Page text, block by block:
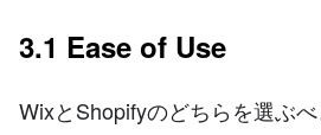
3.1 Ease of Use
WixとShopifyのどちらを選ぶべ